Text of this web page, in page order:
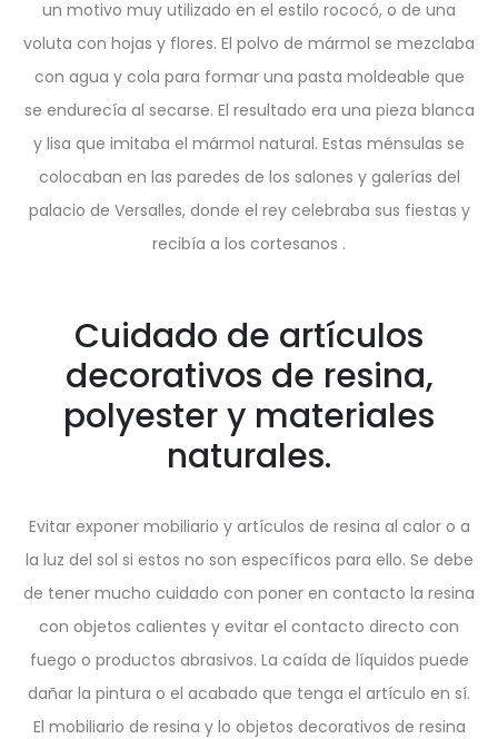
un motivo muy utilizado en el estilo rococó, o de una
voluta con hojas y flores. El polvo de mármol se mezclaba
con agua y cola para formar una pasta moldeable que
se endurecía al secarse. El resultado era una pieza blanca
y lisa que imitaba el mármol natural. Estas ménsulas se
colocaban en las paredes de los salones y galerías del
palacio de Versalles, donde el rey celebraba sus fiestas y
recibía a los cortesanos .
Cuidado de artículos
decorativos de resina,
polyester y materiales
naturales.
Evitar exponer mobiliario y artículos de resina al calor o a
la luz del sol si estos no son específicos para ello. Se debe
de tener mucho cuidado con poner en contacto la resina
con objetos calientes y evitar el contacto directo con
fuego o productos abrasivos. La caída de líquidos puede
dañar la pintura o el acabado que tenga el artículo en sí.
El mobiliario de resina y lo objetos decorativos de resina